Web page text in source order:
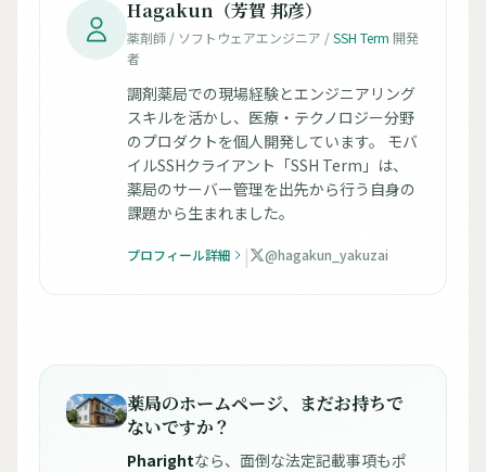
Hagakun（芳賀 邦彦）
薬剤師 / ソフトウェアエンジニア /SSH Term 開発
者
調剤薬局での現場経験とエンジニアリング
スキルを活かし、医療・テクノロジー分野
のプロダクトを個人開発しています。 モバ
イルSSHクライアント「SSH Term」は、
薬局のサーバー管理を出先から行う自身の
課題から生まれました。
プロフィール詳細 | @hagakun_yakuzai
薬局のホームページ、まだお持ちで
ないですか？
Pharightなら、面倒な法定記載事項もポ